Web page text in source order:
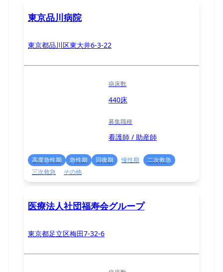
東京品川病院
東京都品川区東大井6-3-22
病床数
440床
募集職種
看護師 / 助産師
高度急性期 急性期 回復期 慢性期
二次救急
三次救急
その他
医療法人社団福寿会グループ
東京都足立区梅田7-32-6